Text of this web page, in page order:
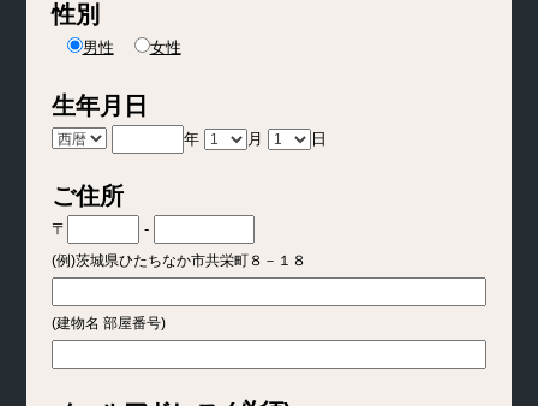
性別
男性 女性
生年月日
年 月 日
ご住所
〒 -
(例)茨城県ひたちなか市共栄町８－１８
(建物名 部屋番号)